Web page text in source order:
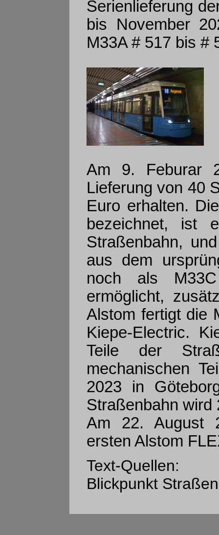
Serienlieferung
bis November
M33A # 517 bis #
Am 9. Feburar
Lieferung von 40
Euro erhalten.
bezeichnet, ist
Straßenbahn,
aus dem
noch als
ermöglicht,
Alstom fertigt die
Kiepe-Electric.
Teile der
mechanischen
2023 in
Straßenbahn wird
Am 22. August
ersten Alstom
Text-Quellen:
Blickpunkt